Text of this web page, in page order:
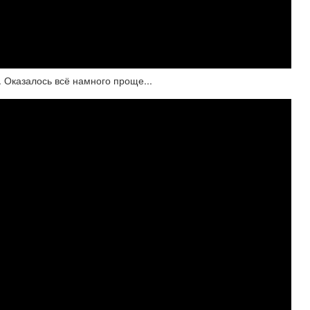
всё намного проще...